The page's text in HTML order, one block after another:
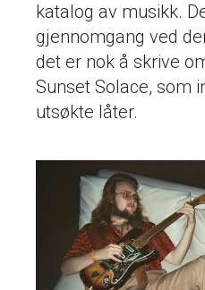
katalog av musikk.
gjennomgang ved
det er nok å skrive
Sunset Solace, som
utsøkte låter.